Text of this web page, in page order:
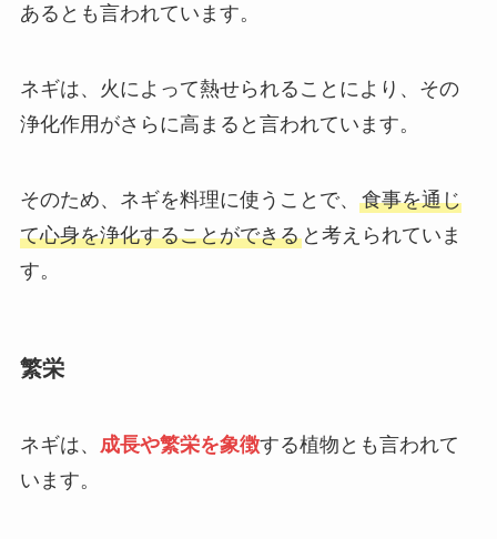
あるとも言われています。
ネギは、火によって熱せられることにより、その
浄化作用がさらに高まると言われています。
そのため、ネギを料理に使うことで、 食事を通じ
て心身を浄化することができると考えられていま
す。
繁栄
ネギは、 成長や繁栄を象徴する植物とも言われて
います。